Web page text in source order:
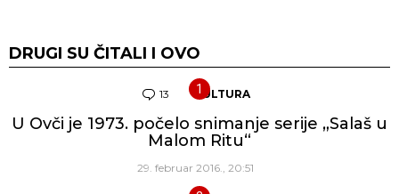
DRUGI SU ČITALI I OVO
13 Komentara
KULTURA
U Ovči je 1973. počelo snimanje serije „Salaš u
Malom Ritu“
29. februar 2016., 20:51